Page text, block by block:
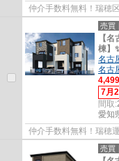
仲介手数料無料！瑞穂
売買
【
棟】
名古
名古
7月
間取:
愛知
仲介手数料無料！瑞穂
売買